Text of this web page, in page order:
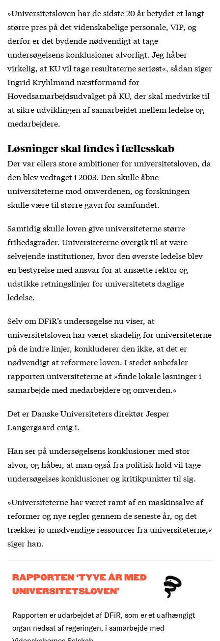
»Universitetsloven har de sidste 20 år betydet et langt
større pres på det videnskabelige personale, VIP, og
derfor er det bydende nødvendigt at tage
undersøgelsens konklusioner alvorligt. Jeg håber
virkelig, at KU vil tage resultaterne seriøst«, sådan siger
Ingrid Kryhlmand næstformand for
Hovedsamarbejdsudvalget på KU, der skal medvirke til
at sikre udviklingen af samarbejdet mellem ledelse og
medarbejdere.
Løsninger skal findes i fællesskab
Der var ellers store ambitioner for universitetsloven, da
den blev vedtaget i 2003. Den skulle åbne
universiteterne mod omverdenen, og forskningen
skulle være til større gavn for samfundet.
Samtidig skulle loven give universiteterne større
frihedsgrader. Universiteterne overgik til at være
selvejende institutioner, hvor den øverste ledelse blev
en bestyrelse med ansvar for at ansætte rektor og
udstikke retningslinjer for universitetets daglige
ledelse.
Selv om DFiR’s undersøgelse nu viser, at
universitetsloven har været skadelig for universiteterne
på de indre linjer, konkluderer den ikke, at det er
nødvendigt at reformere loven. I stedet anbefaler
rapporten universiteterne at »finde lokale løsninger i
samarbejde med medarbejdere og omverden.«
Det er Danske Universiteters direktør Jesper
Langergaard enig i.
Han ser på undersøgelsens konklusioner med stor
alvor, og håber, at man også fra politisk hold vil tage
undersøgelses konklusioner og kritikpunkter til sig.
»Universiteterne har været ramt af en maskinsalve af
reformer og nye regler gennem de seneste år, og det
trækker jo unødvendige ressourcer fra universiteterne,«
siger han.
RAPPORTEN ‘TYVE ÅR MED
UNIVERSITETSLOVEN’
Rapporten er udarbejdet af DFiR, som er et uafhængigt
organ nedsat af regeringen, i samarbejde med